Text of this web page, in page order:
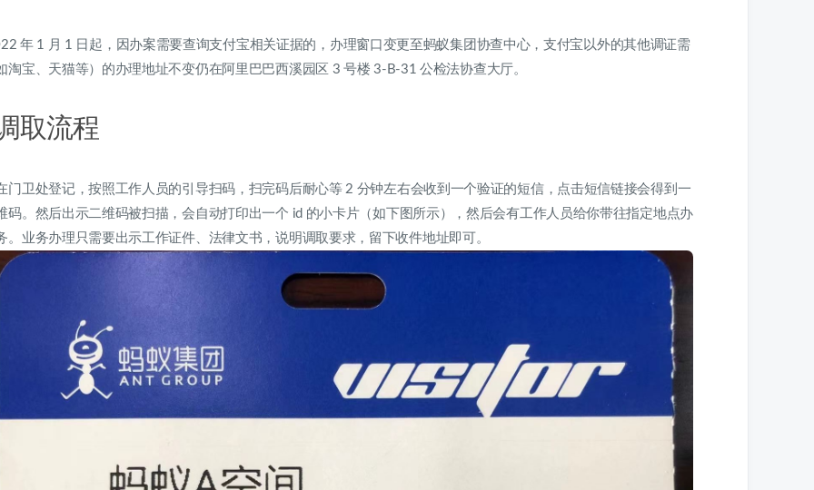
年 1 月 1 日起，因办案需要查询支付宝相关证据的，办理窗口变更至蚂蚁集团协查中心，支付宝以外的其他调证需
淘宝、天猫等）的办理地址不变仍在阿里巴巴西溪园区 3 号楼 3-B-31 公检法协查大厅。
取流程
门卫处登记，按照工作人员的引导扫码，扫完码后耐心等 2 分钟左右会收到一个验证的短信，点击短信链接会得到一
码。然后出示二维码被扫描，会自动打印出一个 id 的小卡片（如下图所示），然后会有工作人员给你带往指定地点办
。业务办理只需要出示工作证件、法律文书，说明调取要求，留下收件地址即可。